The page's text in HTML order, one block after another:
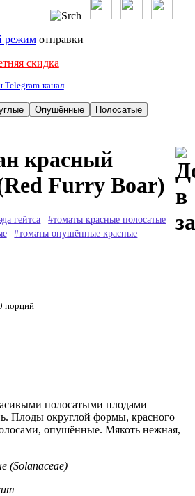
режимотправки
скидка
Telegram-канал
красный
Furry Boar)
гейтса
#томаты красные полосатые
#томаты опушённые красные
полосатыми плодами
Плоды округлой формы, красного
опушённые. Мякоть нежная,
(Solanaceae)